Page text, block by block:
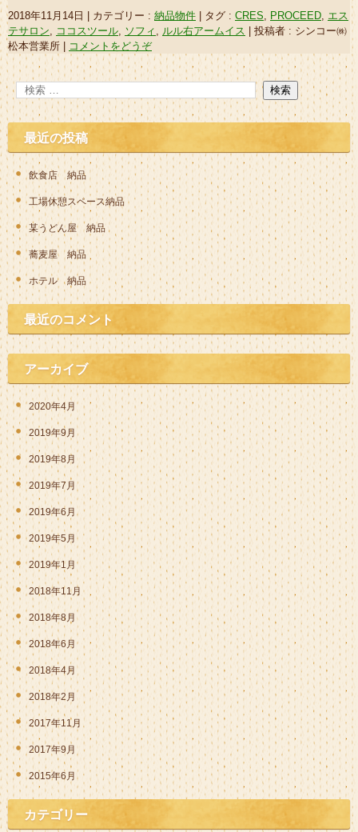
2018年11月14日 | カテゴリー : 納品物件 | タグ : CRES PROCEED エス
テサロン
ココスツール ソフィ ルル右アームイス | 投稿者 : シンコー㈱
松本営業所 | コメントをどうぞ
最近の投稿
飲食店 納品
工場休憩スペース納品
某うどん屋 納品
蕎麦屋 納品
ホテル 納品
最近のコメント
アーカイブ
2020年4月
2019年9月
2019年8月
2019年7月
2019年6月
2019年5月
2019年1月
2018年11月
2018年8月
2018年6月
2018年4月
2018年2月
2017年11月
2017年9月
2015年6月
カテゴリー